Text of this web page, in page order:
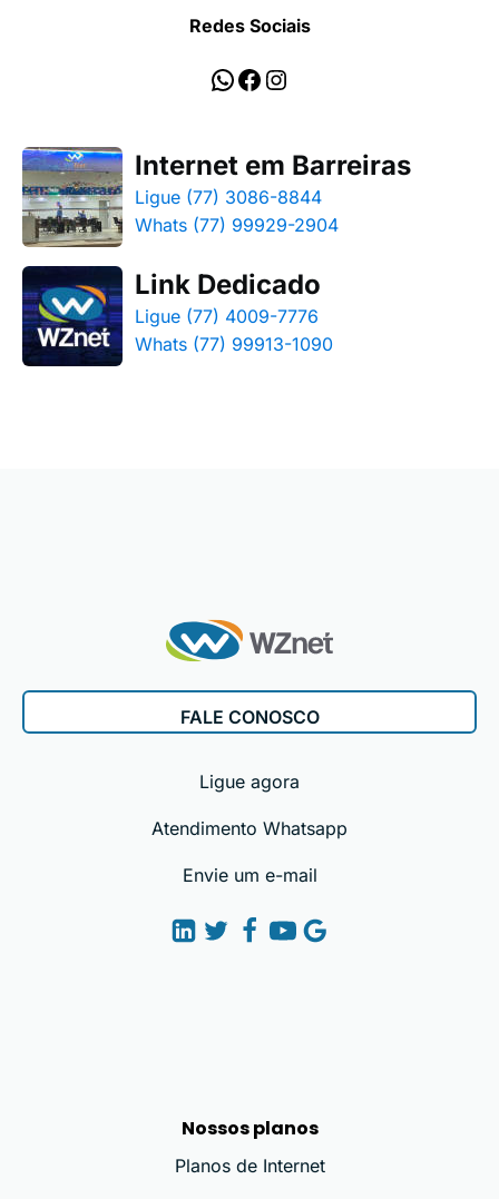
Redes Sociais
WhatsApp
Facebook
Instagram
Internet em Barreiras
Ligue (77) 3086-8844
Whats (77) 99929-2904
Link Dedicado
Ligue (77) 4009-7776
Whats (77) 99913-1090
FALE CONOSCO
Ligue agora
Atendimento Whatsapp
Envie um e-mail
Nossos planos
Planos de Internet